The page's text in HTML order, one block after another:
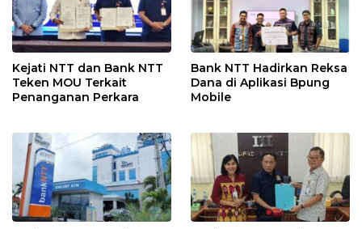
Kejati NTT dan Bank NTT
Teken MOU Terkait
Penanganan Perkara
Bank NTT Hadirkan Reksa
Dana di Aplikasi Bpung
Mobile